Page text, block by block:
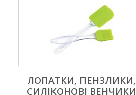
ЛОПАТКИ, ПЕНЗЛИКИ,
СИЛІКОНОВІ ВЕНЧИКИ